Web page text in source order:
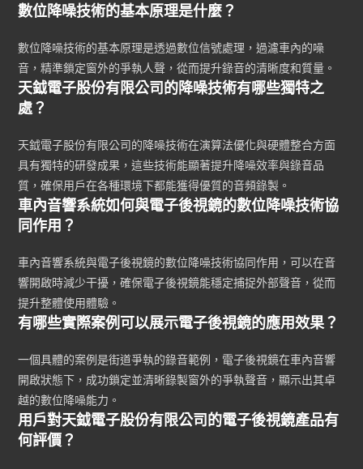
數位降噪技術的基本原理是什麼？
數位降噪技術的基本原理是透過數位信號處理，過濾車內的噪
音，精準鎖定窗外的爭執人聲，從而提升錄音的清晰度和質量。
天鉞電子股份有限公司的降噪技術有哪些獨特之
處？
天鉞電子股份有限公司的降噪技術在演算法優化與硬體整合方面
具有獨特的研發成果，這些技術能顯著提升降噪效率與錄音品
質，確保用戶在各種環境下都能獲得優質的音頻錄製。
車內音響系統如何與電子後視鏡的數位降噪技術協
同作用？
車內音響系統與電子後視鏡的數位降噪技術協同作用，可以在音
響開啟時減少干擾，確保電子後視鏡能穩定捕捉外部聲音，從而
提升整體使用體驗。
有哪些實際案例可以展示電子後視鏡的應用效果？
一個具體的案例是街道爭執的錄音範例，電子後視鏡在車內音響
開啟狀態下，成功鎖定並清晰錄製窗外的爭執聲音，顯示出其卓
越的數位降噪能力。
用戶對天鉞電子股份有限公司的電子後視鏡產品有
何評價？